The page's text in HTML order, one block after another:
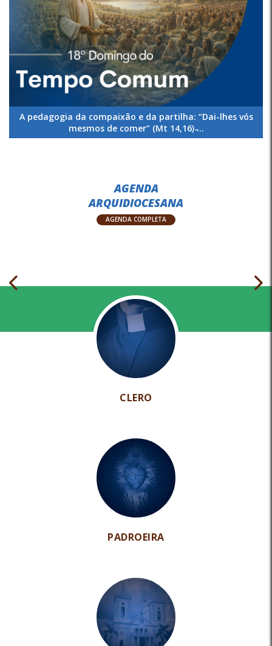
A pedagogia da compaixão e da partilha: “Dai-lhes vós
mesmos de comer” (Mt 14,16) ̵...
AGENDA
ARQUIDIOCESANA
AGENDA COMPLETA
CLERO
PADROEIRA